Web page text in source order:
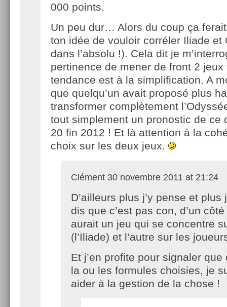
000 points.
Un peu dur… Alors du coup ça ferait
ton idée de vouloir corréler Iliade et
dans l’absolu !). Cela dit je
pertinence de mener de front 2 jeux
tendance est à la simplification. A
que quelqu’un avait proposé plus
transformer complètement
tout simplement un pronostic de ce
20 fin 2012 ! Et là attention à la
choix sur les deux jeux.
Clément 30 novembre 2011 at 21:24
D’ailleurs plus j’y pense et plus
dis que c’est pas con, d’un
aurait un jeu qui se concentre
(l’Iliade) et l’autre sur les
Et j’en profite pour signaler
la ou les formules choisies, je
aider à la gestion de la chose !